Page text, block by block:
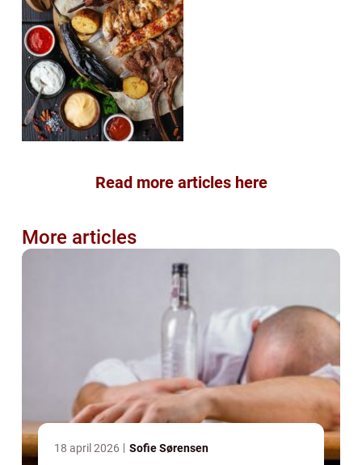
Read more articles here
More articles
18 april 2026 Sofie Sørensen